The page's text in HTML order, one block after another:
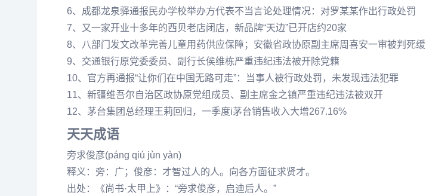
6、成都龙泉驿通报民办学校举办方代表不当言论处理情况：对罗某某作出行政处罚
7、又一家开业十多年的西贝老店闭店，新品牌“天边”已开店约20家
8、八部门发文改革完善儿童用药供应保障；安徽省政协原副主席周喜安一审被判死缓
9、交通银行原党委委员、副行长侯维栋严重违纪违法被开除党籍
10、官方再通报“让你们在中国无路可走”：当事人被行政处罚，未发现违法犯罪
11、新疆维吾尔自治区政协原党组成员、副主席金之镇严重违纪违法被双开
12、茅台集团总经理王莉回归，一季度i茅台销售收入大增267.16%
天天成语
旁求俊彦(páng qiú jùn yàn)
释义：旁：广；俊彦：才智过人的人。向各方面征求贤才。
出处：《尚书·太甲上》：“旁求俊彦，启迪后人。”